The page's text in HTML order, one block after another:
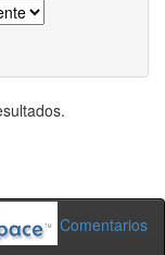
Comentarios